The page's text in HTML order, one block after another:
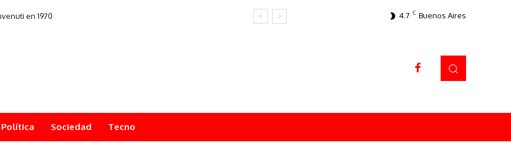
en 1970 4.7 C Buenos Aires
Política Sociedad Tecno